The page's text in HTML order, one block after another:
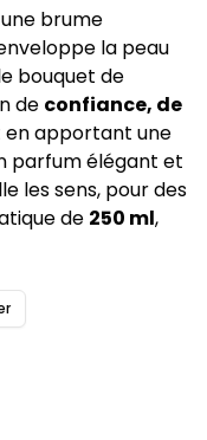
brume
la peau
bouquet de
de confiance, de
en apportant une
parfum élégant et
les sens, pour des
de 250 ml,